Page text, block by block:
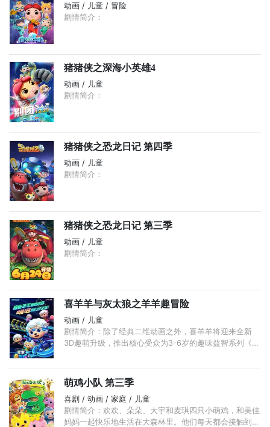
动画 / 儿童 / 冒险
剧情简介：
猪猪侠之深海小英雄4
动画 / 儿童
剧情简介：
猪猪侠之恐龙日记 第四季
动画 / 儿童
剧情简介：
猪猪侠之恐龙日记 第三季
动画 / 儿童
剧情简介：
喜羊羊与灰太狼之羊羊趣冒险
动画 / 儿童
剧情简介：除了经典二维动画之外，喜羊羊将迎来全新
3D趣萌升级，推出核心受众为3-6岁的趣味益智系列《羊
萌鸡小队 第三季
喜剧 / 动画 / 家庭 / 儿童
剧情简介：欢欢、朵朵、大宇和麦琪四只小萌鸡，和美佳
妈妈一起快乐地生活在大森林里。他们每天都会接触到新